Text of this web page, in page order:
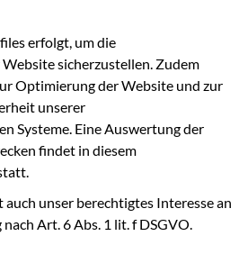
erfolgt, um die
sicherzustellen. Zudem
Optimierung der Website und zur
unserer
Systeme. Eine Auswertung der
findet in diesem
auch unser berechtigtes Interesse an
Art. 6 Abs. 1 lit. f DSGVO.